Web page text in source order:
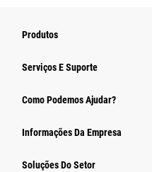
Produtos
Serviços E Suporte
Como Podemos Ajudar?
Informações Da Empresa
Soluções Do Setor